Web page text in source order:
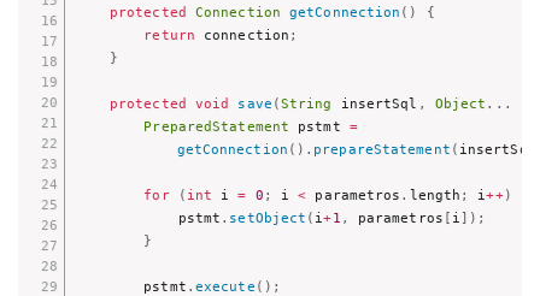
protected Connection getConnection ( )
{
return connection ;
}
protected void save (String insertSql , Object . . .
PreparedStatement pstmt =
getConnection ( ) . prepareStatement ( insertSql
for ( int i = 0 ; i < parametros . length ; i++)
            pstmt
. setObject ( i+1 , parametros [ i ] ) ;
}
        pstmt
. execute ( ) ;